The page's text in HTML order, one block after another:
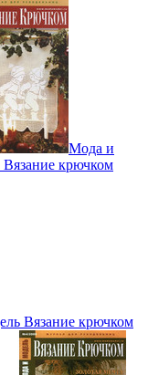
Мода и
крючком
Вязание крючком